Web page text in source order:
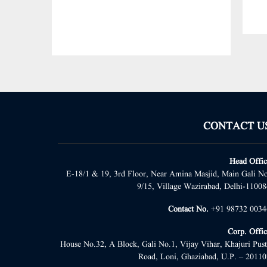
CONTACT
Head
E-18/1 & 19, 3rd Floor, Near Amina Masjid, Main Gali
9/15, Village Wazirabad, Delhi-
Contact No. +91 98732
Corp.
House No.32, A Block, Gali No.1, Vijay Vihar, Khajuri
Road, Loni, Ghaziabad, U.P. –